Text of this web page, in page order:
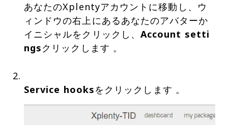
あなたのXplentyアカウントに移動し、ウ
ィンドウの右上にあるあなたのアバターか
イニシャルをクリックし、 Account setti
ngsクリックします 。
Service hooks